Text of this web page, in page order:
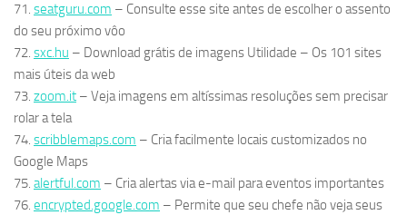
71. seatguru.com – Consulte esse site antes de escolher o assento
do seu próximo vôo
72. sxc.hu – Download grátis de imagens Utilidade – Os 101 sites
mais úteis da web
73. zoom.it – Veja imagens em altíssimas resoluções sem precisar
rolar a tela
74. scribblemaps.com – Cria facilmente locais customizados no
Google Maps
75. alertful.com – Cria alertas via e-mail para eventos importantes
76. encrypted.google.com – Permite que seu chefe não veja seus